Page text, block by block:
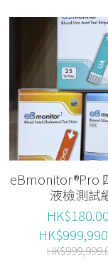
eBmonitor®Pro
液檢測試